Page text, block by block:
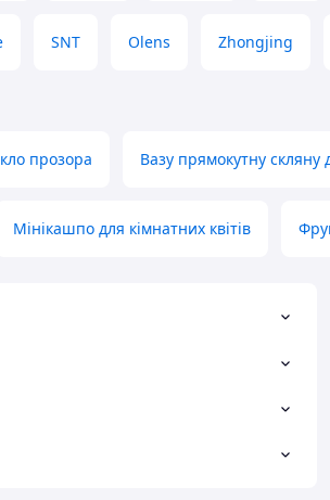
SNT Olens Zhongjing
прозора Вазу прямокутну скляну
Мінікашпо для кімнатних квітів